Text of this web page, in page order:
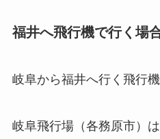
福井へ飛行機で行く場
岐阜から福井へ行く飛行機
岐阜飛行場（各務原市）